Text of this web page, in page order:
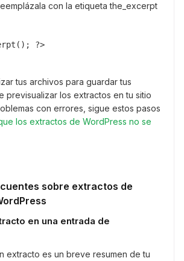
con la etiqueta the_excerpt
?>
tus archivos para guardar tus
previsualizar los extractos en tu sitio
con errores, sigue estos pasos
los extractos de WordPress no se
sobre extractos de
en una entrada de
extracto es un breve resumen de tu